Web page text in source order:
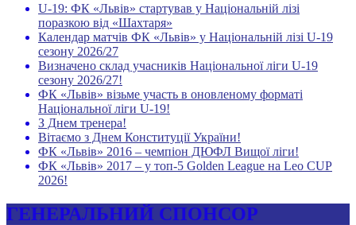
U-19: ФК «Львів» стартував у Національній лізі
поразкою від «Шахтаря»
Календар матчів ФК «Львів» у Національній лізі U-19
сезону 2026/27
Визначено склад учасників Національної ліги U-19
сезону 2026/27!
ФК «Львів» візьме участь в оновленому форматі
Національної ліги U-19!
З Днем тренера!
Вітаємо з Днем Конституції України!
ФК «Львів» 2016 – чемпіон ДЮФЛ Вищої ліги!
ФК «Львів» 2017 – у топ-5 Golden League на Leo CUP
2026!
ГЕНЕРАЛЬНИЙ СПОНСОР